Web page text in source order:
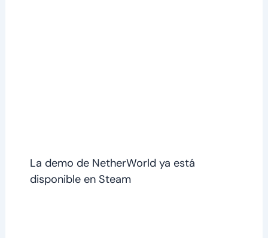
La demo de NetherWorld ya está
disponible en Steam